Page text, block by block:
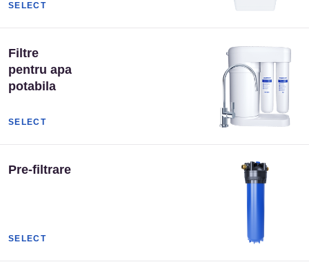
SELECT
Filtre
pentru apa
potabila
SELECT
Pre-filtrare
SELECT